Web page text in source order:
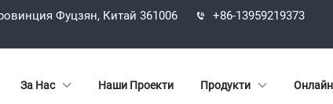
Фуцзян, Китай 361006
+86-13959219373
За Нас Наши Проекти Продукти